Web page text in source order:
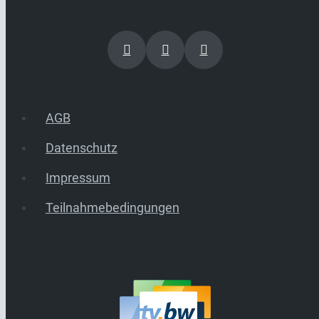
AGB
Datenschutz
Impressum
Teilnahmebedingungen